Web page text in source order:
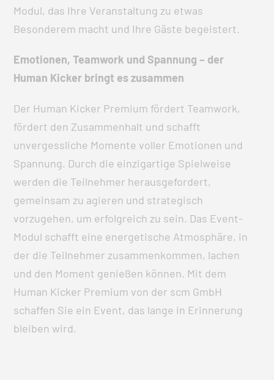
Modul, das Ihre Veranstaltung zu etwas
Besonderem macht und Ihre Gäste begeistert.
Emotionen, Teamwork und Spannung – der
Human Kicker bringt es zusammen
Der Human Kicker Premium fördert Teamwork,
fördert den Zusammenhalt und schafft
unvergessliche Momente voller Emotionen und
Spannung. Durch die einzigartige Spielweise
werden die Teilnehmer herausgefordert,
gemeinsam zu agieren und strategisch
vorzugehen, um erfolgreich zu sein. Das Event-
Modul schafft eine energetische Atmosphäre, in
der die Teilnehmer zusammenkommen, lachen
und den Moment genießen können. Mit dem
Human Kicker Premium von der scm GmbH
schaffen Sie ein Event, das lange in Erinnerung
bleiben wird.